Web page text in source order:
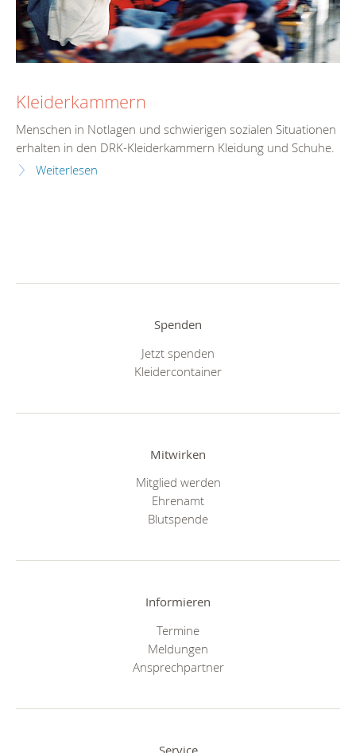
Kleiderkammern
Menschen in Notlagen und schwierigen sozialen Situationen
erhalten in den DRK-Kleiderkammern Kleidung und Schuhe.
Weiterlesen
Spenden
Jetzt spenden
Kleidercontainer
Mitwirken
Mitglied werden
Ehrenamt
Blutspende
Informieren
Termine
Meldungen
Ansprechpartner
Service